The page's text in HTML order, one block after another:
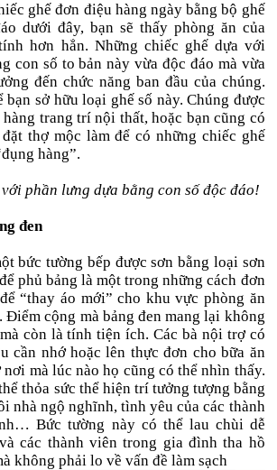
ghế đơn điệu hàng ngày bằng bộ ghế
dưới đây, bạn sẽ thấy phòng ăn của
hơn hẳn. Những chiếc ghế dựa với
con số to bản này vừa độc đáo mà vừa
đến chức năng ban đầu của chúng.
bạn sở hữu loại ghế số này. Chúng được
trang trí nội thất, hoặc bạn cũng có
thợ mộc làm để có những chiếc ghế
hàng”.
phần lưng dựa bằng con số độc đáo!
đen
bức tường bếp được sơn bằng loại sơn
phủ bảng là một trong những cách đơn
“thay áo mới” cho khu vực phòng ăn
Điểm cộng mà bảng đen mang lại không
còn là tính tiện ích. Các bà nội trợ có
cần nhớ hoặc lên thực đơn cho bữa ăn
mà lúc nào họ cũng có thể nhìn thấy.
thỏa sức thể hiện trí tưởng tượng bằng
nhà ngộ nghĩnh, tình yêu của các thành
Bức tường này có thể lau chùi dễ
các thành viên trong gia đình tha hồ
không phải lo về vấn đề làm sạch